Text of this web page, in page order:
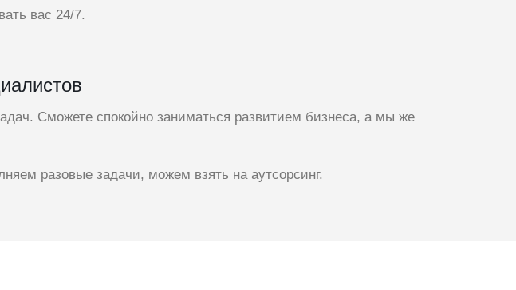
вас 24/7.
Сможете спокойно заниматься развитием бизнеса, а мы же
разовые задачи, можем взять на аутсорсинг.